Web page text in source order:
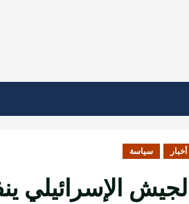
أخبار سياسة
الإسرائيلي